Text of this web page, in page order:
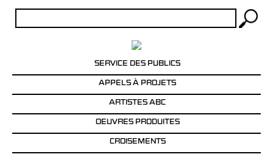
SERVICE DES PUBLICS
APPELS À PROJETS
ARTISTES ABC
OEUVRES PRODUITES
CROISEMENTS